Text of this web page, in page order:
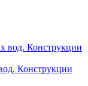
Конструкции